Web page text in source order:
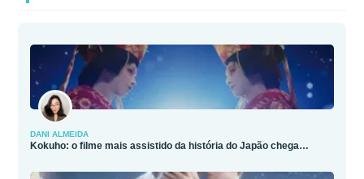
DANI ALMEIDA
Kokuho: o filme mais assistido da história do Japão chega…